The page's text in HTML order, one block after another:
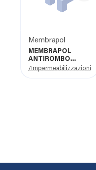
Membrapol
MEMBRAPOL
ANTIROMBO
CAMPER
/Impermeabilizzazioni